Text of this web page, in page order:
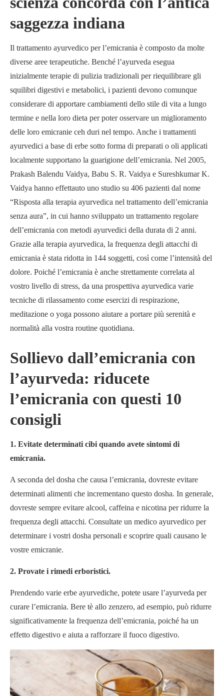
saggezza indiana
Il trattamento ayurvedico per l’emicrania è composto da molte
diverse aree terapeutiche. Benché l’ayurveda esegua
inizialmente terapie di pulizia tradizionali per riequilibrare gli
squilibri digestivi e metabolici, i pazienti devono comunque
considerare di apportare cambiamenti dello stile di vita a lungo
termine e nella loro dieta per poter osservare un miglioramento
delle loro emicranie ceh duri nel tempo. Anche i trattamenti
ayurvedici a base di erbe sotto forma di preparati o oli applicati
localmente supportano la guarigione dell’emicrania. Nel 2005,
Prakash Balendu Vaidya, Babu S. R. Vaidya e Sureshkumar K.
Vaidya hanno effettauto uno studio su 406 pazienti dal nome
“Risposta alla terapia ayurvedica nel trattamento dell’emicrania
senza aura”, in cui hanno sviluppato un trattamento regolare
dell’emicrania con metodi ayurvedici della durata di 2 anni.
Grazie alla terapia ayurvedica, la frequenza degli attacchi di
emicrania è stata ridotta in 144 soggetti, così come l’intensità del
dolore. Poiché l’emicrania è anche strettamente correlata al
vostro livello di stress, da una prospettiva ayurvedica varie
tecniche di rilassamento come esercizi di respirazione,
meditazione o yoga possono aiutare a portare più serenità e
normalità alla vostra routine quotidiana.
Sollievo dall’emicrania con
l’ayurveda: riducete
l’emicrania con questi 10
consigli
1. Evitate determinati cibi quando avete sintomi di
emicrania.
A seconda del dosha che causa l’emicrania, dovreste evitare
determinati alimenti che incrementano questo dosha. In generale,
dovreste sempre evitare alcool, caffeina e nicotina per ridurre la
frequenza degli attacchi. Consultate un medico ayurvedico per
determinare i vostri dosha personali e scoprire quali causano le
vostre emicranie.
2. Provate i rimedi erboristici.
Prendendo varie erbe ayurvediche, potete usare l’ayurveda per
curare l’emicrania. Bere tè allo zenzero, ad esempio, può ridurre
significativamente la frequenza dell’emicrania, poiché ha un
effetto digestivo e aiuta a rafforzare il fuoco digestivo.